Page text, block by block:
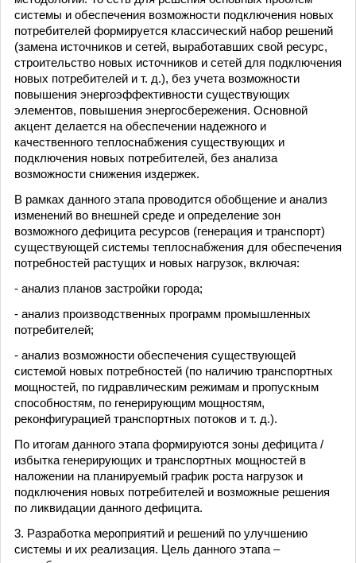
системы и обеспечения возможности подключения новых
потребителей формируется классический набор решений
(замена источников и сетей, выработавших свой ресурс,
строительство новых источников и сетей для подключения
новых потребителей и т. д.), без учета возможности
повышения энергоэффективности существующих
элементов, повышения энергосбережения. Основной
акцент делается на обеспечении надежного и
качественного теплоснабжения существующих и
подключения новых потребителей, без анализа
возможности снижения издержек.
В рамках данного этапа проводится обобщение и анализ
изменений во внешней среде и определение зон
возможного дефицита ресурсов (генерация и транспорт)
существующей системы теплоснабжения для обеспечения
потребностей растущих и новых нагрузок, включая:
- анализ планов застройки города;
- анализ производственных программ промышленных
потребителей;
- анализ возможности обеспечения существующей
системой новых потребностей (по наличию транспортных
мощностей, по гидравлическим режимам и пропускным
способностям, по генерирующим мощностям,
реконфигурацией транспортных потоков и т. д.).
По итогам данного этапа формируются зоны дефицита /
избытка генерирующих и транспортных мощностей в
наложении на планируемый график роста нагрузок и
подключения новых потребителей и возможные решения
по ликвидации данного дефицита.
3. Разработка мероприятий и решений по улучшению
системы и их реализация. Цель данного этапа –